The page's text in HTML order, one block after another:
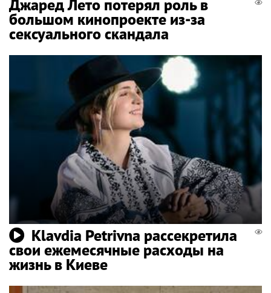
Джаред Лето потерял роль в
большом кинопроекте из-за
сексуального скандала
Klavdia Petrivna рассекретила
свои ежемесячные расходы на
жизнь в Киеве